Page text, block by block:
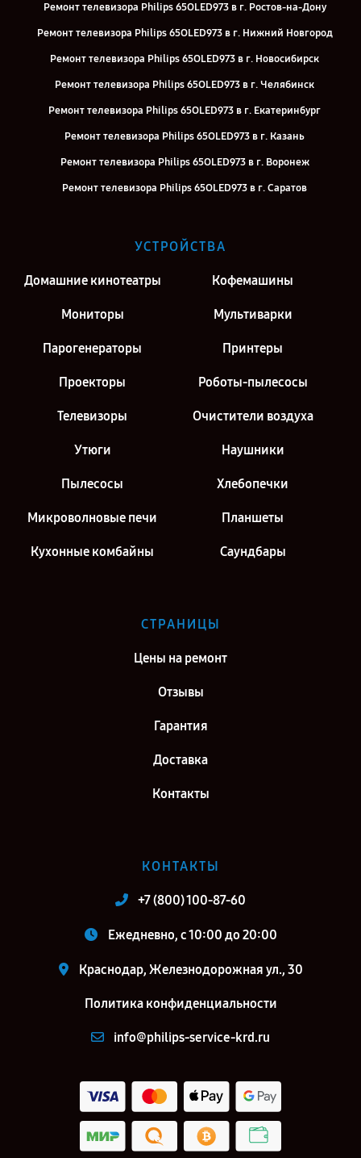
Ремонт телевизора Philips 65OLED973 в г. Ростов-на-Дону
Ремонт телевизора Philips 65OLED973 в г. Нижний Новгород
Ремонт телевизора Philips 65OLED973 в г. Новосибирск
Ремонт телевизора Philips 65OLED973 в г. Челябинск
Ремонт телевизора Philips 65OLED973 в г. Екатеринбург
Ремонт телевизора Philips 65OLED973 в г. Казань
Ремонт телевизора Philips 65OLED973 в г. Воронеж
Ремонт телевизора Philips 65OLED973 в г. Саратов
Ремонт телевизора Philips 65OLED973 в г. Москва
УСТРОЙСТВА
Домашние кинотеатры Кофемашины
Мониторы Мультиварки
Парогенераторы Принтеры
Проекторы Роботы-пылесосы
Телевизоры Очистители воздуха
Утюги Наушники
Пылесосы Хлебопечки
Микроволновые печи Планшеты
Кухонные комбайны Саундбары
СТРАНИЦЫ
Цены на ремонт
Отзывы
Гарантия
Доставка
Контакты
КОНТАКТЫ
+7 (800) 100-87-60
Ежедневно, с 10:00 до 20:00
Краснодар, Железнодорожная ул., 30
Политика конфиденциальности
info@philips-service-krd.ru